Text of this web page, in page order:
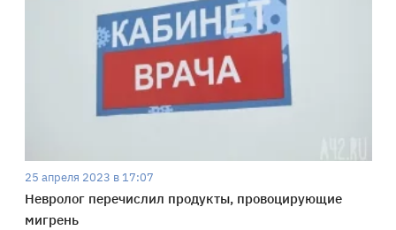
25 апреля 2023 в 17:07
Невролог перечислил продукты, провоцирующие
мигрень